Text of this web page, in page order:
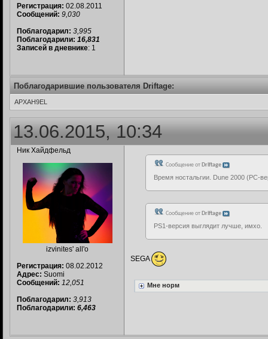
Регистрация: 02.08.2011
Сообщений: 9,030
Поблагодарил: 3,995
Поблагодарили: 16,831
Записей в дневнике: 1
Поблагодарившие пользователя Driftage:
APXAH9EL
13.06.2015, 10:34
Ник Хайдфельд
izvinites' all'o
Регистрация: 08.02.2012
Адрес: Suomi
Сообщений: 12,051
Поблагодарил: 3,913
Поблагодарили: 6,463
Сообщение от Driftage
Время ностальгии. Dune 2000 (РС-
Сообщение от Driftage
PS1-версия выглядит лучше, имхо.
SEGA
Мне норм